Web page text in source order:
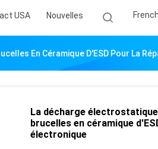
USA Nouvelles French
En Céramique D'ESD Pour La
La décharge
brucelles en céramique
électronique